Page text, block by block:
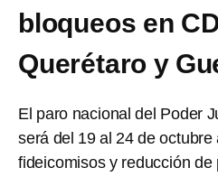
bloqueos en
Querétaro y
El paro nacional del Poder
será del 19 al 24 de
fideicomisos y reducción